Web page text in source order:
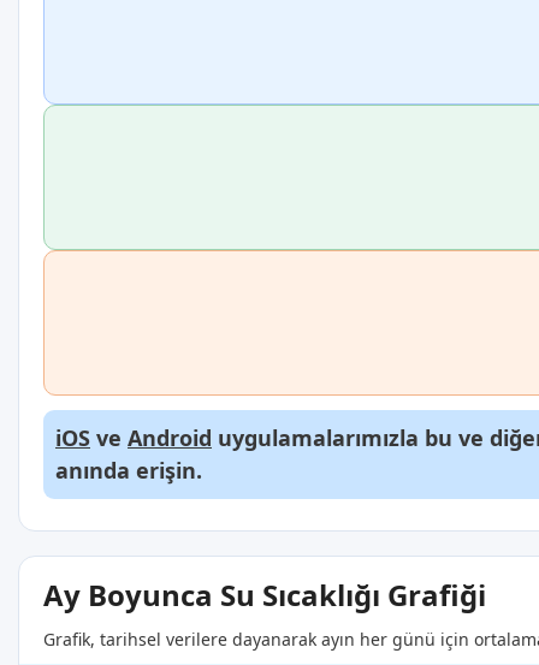
iOS ve Android uygulamalarımızla bu ve
anında erişin.
Ay Boyunca Su Sıcaklığı Grafiği
Grafik, tarihsel verilere dayanarak ayın her günü için